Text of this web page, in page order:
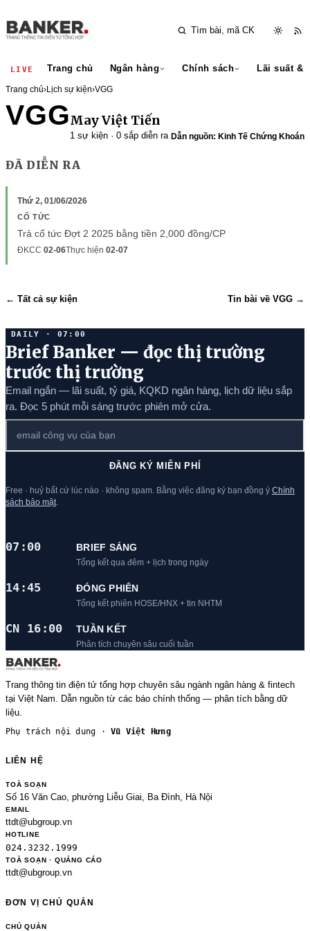
LIVE Trang chủ Ngân hàng Chính sách Lãi suất &
Trang chủ›Lịch sự kiện›VGG
VGGMay Việt Tiến
1 sự kiện · 0 sắp diễn ra Dẫn nguồn: Kinh Tế Chứng Khoán
ĐÃ DIỄN RA
Thứ 2, 01/06/2026
CỔ TỨC
Trả cổ tức Đợt 2 2025 bằng tiền 2,000 đồng/CP
ĐKCC 02-06Thực hiện 02-07
← Tất cả sự kiện Tin bài về VGG →
DAILY · 07:00
Brief Banker — đọc thị trường
trước thị trường
Email ngắn — lãi suất, tỷ giá, KQKD ngân hàng, lịch dữ liệu sắp
ra. Đọc 5 phút mỗi sáng trước phiên mở cửa.
ĐĂNG KÝ MIỄN PHÍ
Free · huỷ bất cứ lúc nào · không spam. Bằng việc đăng ký bạn đồng ý Chính
sách bảo mật
07:00 BRIEF SÁNG
Tổng kết qua đêm + lịch trong ngày
14:45 ĐÓNG PHIÊN
Tổng kết phiên HOSE/HNX + tin NHTM
CN 16:00 TUẦN KẾT
Phân tích chuyên sâu cuối tuần
Trang thông tin điện tử tổng hợp chuyên sâu ngành ngân hàng & fintech
tại Việt Nam. Dẫn nguồn từ các báo chính thống — phân tích bằng dữ
liệu.
Phụ trách nội dung ·Vũ Việt Hưng
LIÊN HỆ
TOÀ SOẠN
Số 16 Văn Cao, phường Liễu Giai, Ba Đình, Hà Nội
EMAIL
ttdt@ubgroup.vn
HOTLINE
024.3232.1999
TOÀ SOẠN · QUẢNG CÁO
ttdt@ubgroup.vn
ĐƠN VỊ CHỦ QUẢN
CHỦ QUẢN